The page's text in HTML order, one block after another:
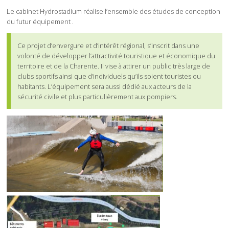
Le cabinet Hydrostadium réalise l’ensemble des études de conception
du futur équipement .
Ce projet d’envergure et d’intérêt régional, s’inscrit dans une
volonté de développer l’attractivité touristique et économique du
territoire et de la Charente. Il vise à attirer un public très large de
clubs sportifs ainsi que d’individuels qu’ils soient touristes ou
habitants. L’équipement sera aussi dédié aux acteurs de la
sécurité civile et plus particulièrement aux pompiers.